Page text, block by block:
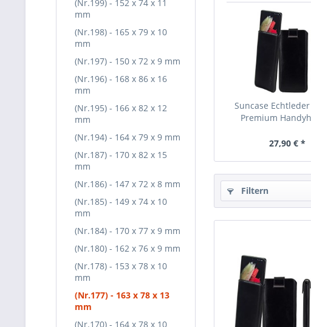
(Nr.199) - 152 x 74 x 11
mm
(Nr.198) - 165 x 79 x 10
mm
(Nr.197) - 150 x 72 x 9 mm
(Nr.196) - 168 x 86 x 16
mm
(Nr.195) - 166 x 82 x 12
mm
(Nr.194) - 164 x 79 x 9 mm
(Nr.187) - 170 x 82 x 15
mm
(Nr.186) - 147 x 72 x 8 mm
(Nr.185) - 149 x 74 x 10
mm
(Nr.184) - 170 x 77 x 9 mm
(Nr.180) - 162 x 76 x 9 mm
(Nr.178) - 153 x 78 x 10
mm
(Nr.177) - 163 x 78 x 13
mm
(Nr.170) - 164 x 78 x 10
Suncase
Premium
27,90 € *
Filtern